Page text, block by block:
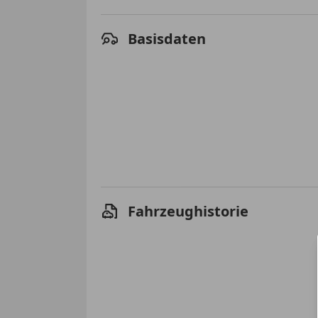
Basisdaten
Fahrzeughistorie